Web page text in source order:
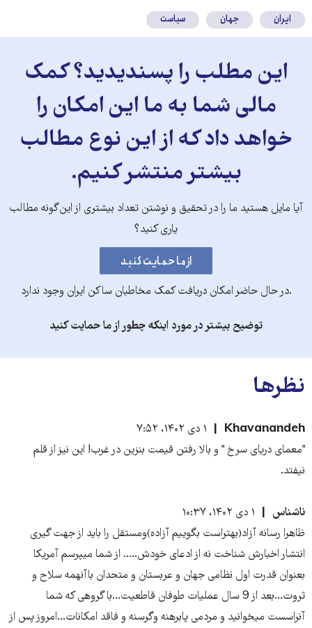
ایران جهان سیاست
این مطلب را پسندیدید؟ کمک
مالی شما به ما این امکان را
خواهد داد که از این نوع مطالب
بیشتر منتشر کنیم.
آیا مایل هستید ما را در تحقیق و نوشتن تعداد بیشتری از این‌گونه مطالب
یاری کنید؟
.در حال حاضر امکان دریافت کمک مخاطبان ساکن ایران وجود ندارد
توضیح بیشتر در مورد اینکه چطور از ما حمایت کنید
نظرها
Khavanandeh
۱ دی ۱۴۰۲، ۷:۵۲
"معمای دریای سرخ " و بالا رفتن قیمت بنزین در غرب! این نیز از قلم
نیفتد.
ناشناس
۱ دی ۱۴۰۲، ۱۰:۳۷
ظاهرا رسانه آزاد(بهتراست بگوییم آزاده)ومستقل را باید از جهت گیری
انتشار اخبارش شناخت نه از ادعای خودش..... از شما میپرسم آمریکا
بعنوان قدرت اول نظامی جهان و عربستان و متحدان باآنهمه سلاح و
ثروت...بعد از 9 سال عملیات طوفان قاطعیت...با گروهی که شما
آنراسست میخوانید و مردمی پابرهنه وگرسنه و فاقد امکانات...امروز پس از